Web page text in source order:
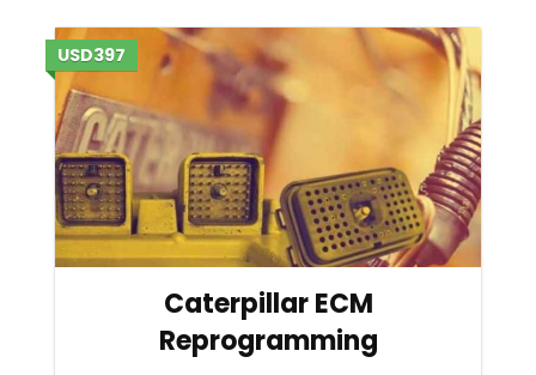
USD397
Caterpillar ECM
Reprogramming